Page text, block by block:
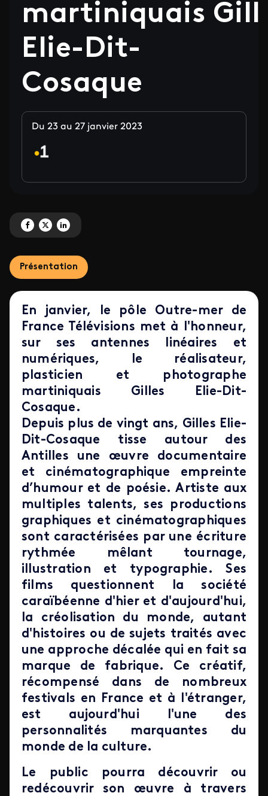
martiniquais
Elie-Dit-
Cosaque
Du 23 au 27 janvier 2023
Partagez 'Le pôle Outre-mer de France Télévisions consacre une
Partagez 'Le pôle Outre-mer de France Télévisions consacre une
Partagez 'Le pôle Outre-mer de France Télévisions consacre
Présentation
En janvier, le pôle Outre-mer de
France Télévisions met à l'honneur,
sur ses antennes linéaires et
numériques, le réalisateur,
plasticien et photographe
martiniquais Gilles Elie-Dit-
Cosaque.
Depuis plus de vingt ans, Gilles Elie-
Dit-Cosaque tisse autour des
Antilles une œuvre documentaire
et cinématographique empreinte
d’humour et de poésie. Artiste aux
multiples talents, ses productions
graphiques et cinématographiques
sont caractérisées par une écriture
rythmée mêlant tournage,
illustration et typographie. Ses
films questionnent la société
caraïbéenne d'hier et d'aujourd'hui,
la créolisation du monde, autant
d'histoires ou de sujets traités avec
une approche décalée qui en fait sa
marque de fabrique. Ce créatif,
récompensé dans de nombreux
festivals en France et à l'étranger,
est aujourd'hui l'une des
personnalités marquantes du
monde de la culture.
Le public pourra découvrir ou
redécouvrir son œuvre à travers